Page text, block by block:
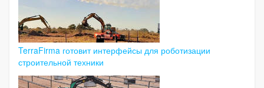
TerraFirma готовит интерфейсы для роботизации
строительной техники